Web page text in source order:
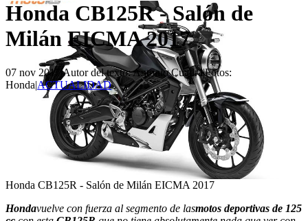
Honda CB125R - Salón de
Milán EICMA 2017
07 nov 2017 Autor del texto:Antonio Cuadra|Fotos:
Honda|ACTUALIDAD
Honda CB125R - Salón de Milán EICMA 2017
Hondavuelve con fuerza al segmento de lasmotos deportivas de 125